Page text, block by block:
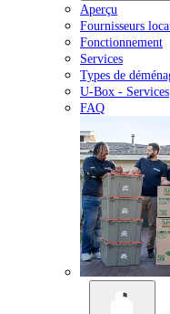
Aperçu
Fournisseurs
Fonctionnement
Services
Types de
U-Box - Services
FAQ